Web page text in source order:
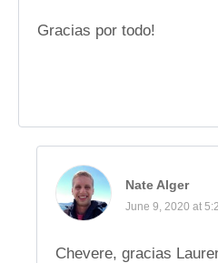
Gracias por todo!
Nate Alger
June 9, 2020 at
Chevere, gracias